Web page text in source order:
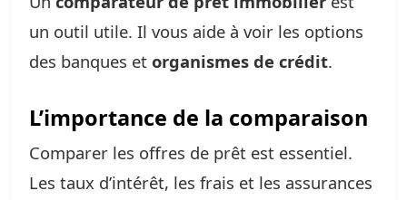
un outil utile. Il vous aide à voir les options
des banques et organismes de crédit.
L’importance de la comparaison
Comparer les offres de prêt est essentiel.
Les taux d’intérêt, les frais et les assurances